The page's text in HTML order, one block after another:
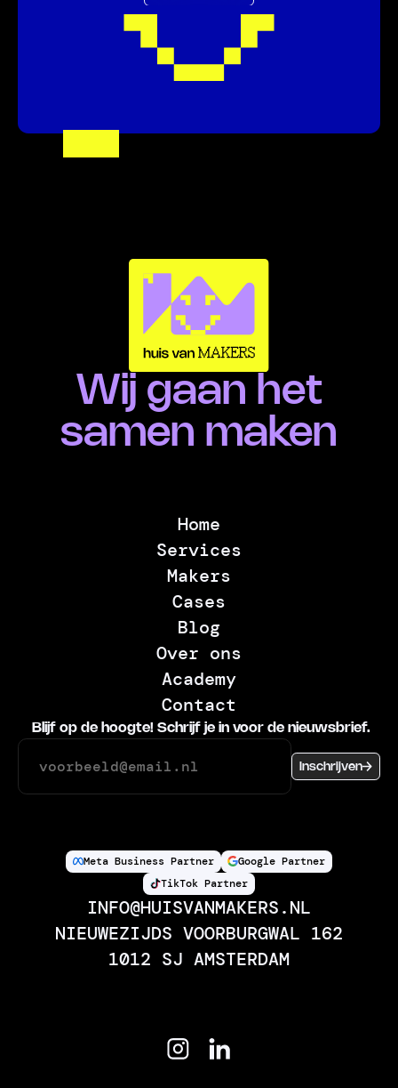
Wij gaan het
samen maken
Home
Services
Makers
Cases
Blog
Over ons
Academy
Contact
Blijf op de hoogte! Schrijf je in voor de nieuwsbrief.
Inschrijven
Meta Business Partner
Google Partner
TikTok Partner
INFO@HUISVANMAKERS.NL
NIEUWEZIJDS VOORBURGWAL 162
1012 SJ AMSTERDAM